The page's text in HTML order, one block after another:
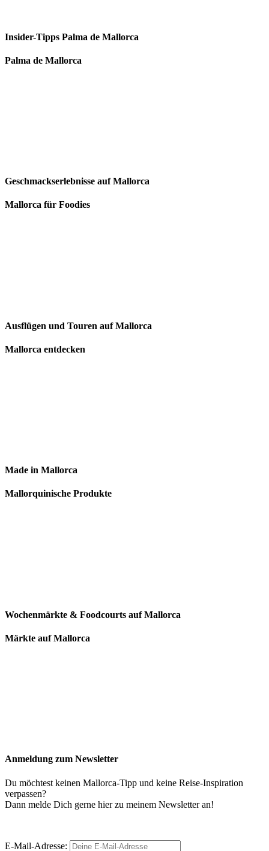
Insider-Tipps Palma de Mallorca
Palma de Mallorca
Geschmackserlebnisse auf Mallorca
Mallorca für Foodies
Ausflügen und Touren auf Mallorca
Mallorca entdecken
Made in Mallorca
Mallorquinische Produkte
Wochenmärkte & Foodcourts auf Mallorca
Märkte auf Mallorca
Anmeldung zum Newsletter
Du möchtest keinen Mallorca-Tipp und keine Reise-Inspiration
verpassen?
Dann melde Dich gerne hier zu meinem Newsletter an!
E-Mail-Adresse: